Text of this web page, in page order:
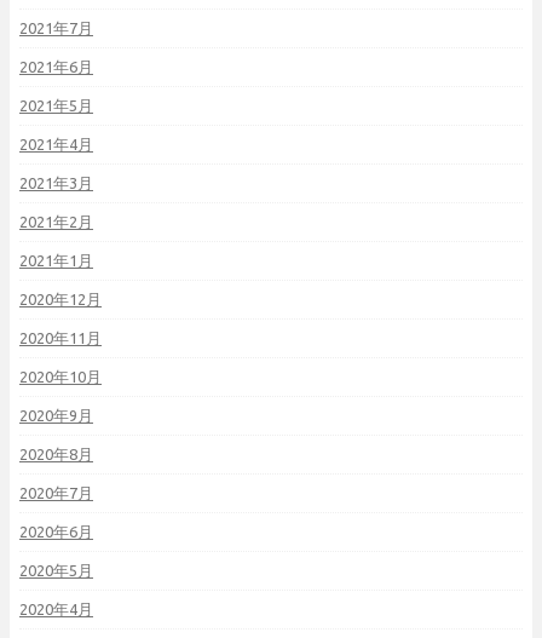
2021年7月
2021年6月
2021年5月
2021年4月
2021年3月
2021年2月
2021年1月
2020年12月
2020年11月
2020年10月
2020年9月
2020年8月
2020年7月
2020年6月
2020年5月
2020年4月